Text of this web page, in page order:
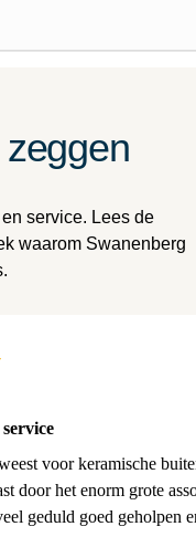
service. Lees de
waarom Swanenberg
voor keramische
door het enorm grote
geduld goed geholpen